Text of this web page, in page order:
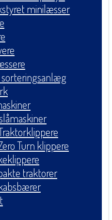
minilæsser
sorteringsanlæg
Turn klippere
traktorer